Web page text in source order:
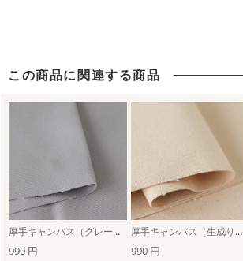
この商品に関連する商品
厚手キャンバス（グレー）-8号帆布- 厚手キャンバス（生成り）-8号帆布-
990 円 990 円